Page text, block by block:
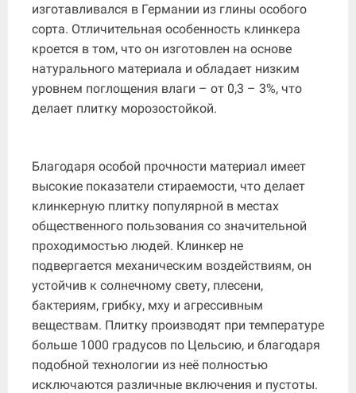
изготавливался в Германии из глины особого
сорта. Отличительная особенность клинкера
кроется в том, что он изготовлен на основе
натурального материала и обладает низким
уровнем поглощения влаги – от 0,3 – 3%, что
делает плитку морозостойкой.
Благодаря особой прочности материал имеет
высокие показатели стираемости, что делает
клинкерную плитку популярной в местах
общественного пользования со значительной
проходимостью людей. Клинкер не
подвергается механическим воздействиям, он
устойчив к солнечному свету, плесени,
бактериям, грибку, мху и агрессивным
веществам. Плитку производят при температуре
больше 1000 градусов по Цельсию, и благодаря
подобной технологии из неё полностью
исключаются различные включения и пустоты.